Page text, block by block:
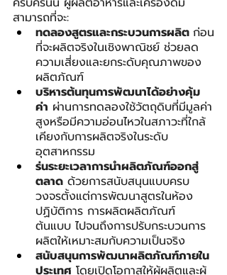
สามารถที่จะ:
ทดลองสูตรและกระบวนการผลิต ก่อน
ที่จะผลิตจริงในเชิงพาณิชย์ ช่วยลด
ความเสี่ยงและยกระดับคุณภาพของ
ผลิตภัณฑ์
บริหารต้นทุนการพัฒนาได้อย่างคุ้ม
ค่า ผ่านการทดลองใช้วัตถุดิบที่มีมูลค่า
สูงหรือมีความอ่อนไหวในสภาวะที่ใกล้
เคียงกับการผลิตจริงในระดับ
อุตสาหกรรม
ร่นระยะเวลาการนำผลิตภัณฑ์ออกสู่
ตลาด ด้วยการสนับสนุนแบบครบ
วงจรตั้งแต่การพัฒนาสูตรในห้อง
ปฏิบัติการ การผลิตผลิตภัณฑ์
ต้นแบบ ไปจนถึงการปรับกระบวนการ
ผลิตให้เหมาะสมกับความเป็นจริง
สนับสนุนการพัฒนาผลิตภัณฑ์ภายใน
ประเทศ โดยเปิดโอกาสให้ผู้ผลิตและผู้